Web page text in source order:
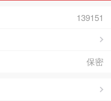
139151
保密